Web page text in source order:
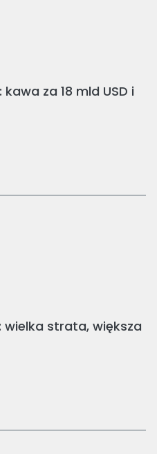
za 18 mld USD i
wielka strata, większa